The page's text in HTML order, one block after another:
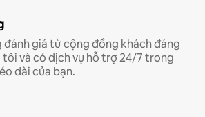
đánh giá từ cộng đồng khách đáng
và có dịch vụ hỗ trợ 24/7 trong
dài của bạn.